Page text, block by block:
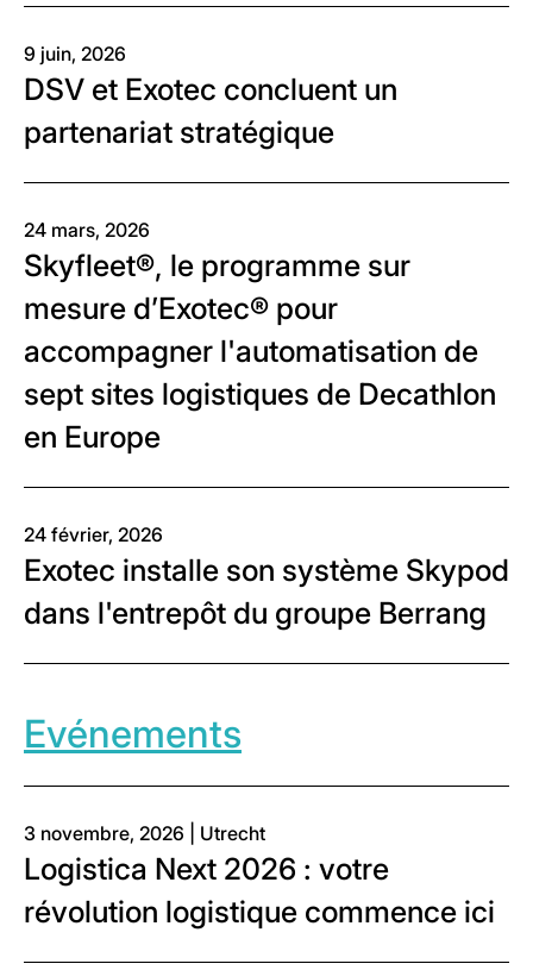
9 juin, 2026
DSV et Exotec concluent un
partenariat stratégique
24 mars, 2026
Skyfleet®, le programme sur
mesure d’Exotec® pour
accompagner l'automatisation de
sept sites logistiques de Decathlon
en Europe
24 février, 2026
Exotec installe son système Skypod
dans l'entrepôt du groupe Berrang
Evénements
3 novembre, 2026 | Utrecht
Logistica Next 2026 : votre
révolution logistique commence ici